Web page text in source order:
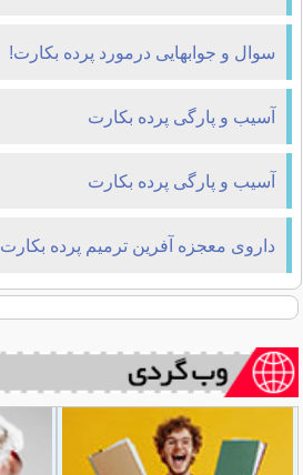
سوال و جوابهایی درمورد پرده بکارت!
آسیب و پارگی پرده بکارت
آسیب و پارگی پرده بکارت
داروی معجزه آفرین ترمیم پرده بکارت